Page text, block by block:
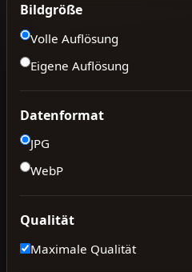
Bildgröße
Volle Auflösung
Eigene Auflösung
Datenformat
JPG
WebP
Qualität
Maximale Qualität